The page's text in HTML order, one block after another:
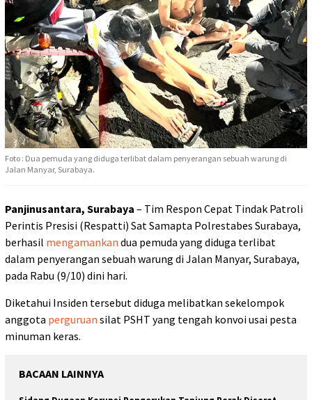
Foto : Dua pemuda yang diduga terlibat dalam penyerangan sebuah warung di
Jalan Manyar, Surabaya.
Panjinusantara, Surabaya – Tim Respon Cepat Tindak Patroli
Perintis Presisi (Respatti) Sat Samapta Polrestabes Surabaya,
berhasil mengamankan dua pemuda yang diduga terlibat
dalam penyerangan sebuah warung di Jalan Manyar, Surabaya,
pada Rabu (9/10) dini hari.
Diketahui Insiden tersebut diduga melibatkan sekelompok
anggota perguruan silat PSHT yang tengah konvoi usai pesta
minuman keras.
BACAAN LAINNYA